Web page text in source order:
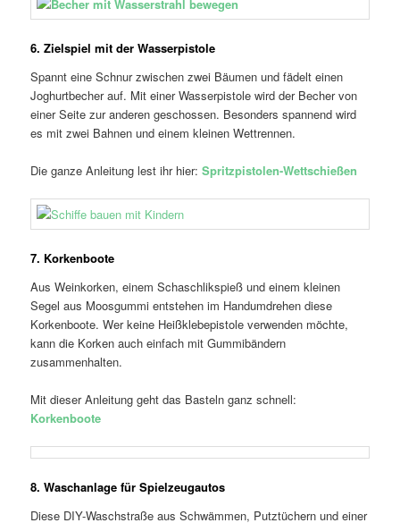
6. Zielspiel mit der Wasserpistole
Spannt eine Schnur zwischen zwei Bäumen und fädelt einen
Joghurtbecher auf. Mit einer Wasserpistole wird der Becher von
einer Seite zur anderen geschossen. Besonders spannend wird
es mit zwei Bahnen und einem kleinen Wettrennen.
Die ganze Anleitung lest ihr hier: Spritzpistolen-Wettschießen
7. Korkenboote
Aus Weinkorken, einem Schaschlikspieß und einem kleinen
Segel aus Moosgummi entstehen im Handumdrehen diese
Korkenboote. Wer keine Heißklebepistole verwenden möchte,
kann die Korken auch einfach mit Gummibändern
zusammenhalten.
Mit dieser Anleitung geht das Basteln ganz schnell:
Korkenboote
8. Waschanlage für Spielzeugautos
Diese DIY-Waschstraße aus Schwämmen, Putztüchern und einer